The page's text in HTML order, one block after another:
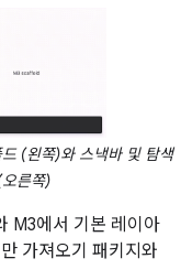
(왼쪽)와 스낵바 및 탐색
른쪽)
M3에서 기본 레이아
가져오기 패키지와